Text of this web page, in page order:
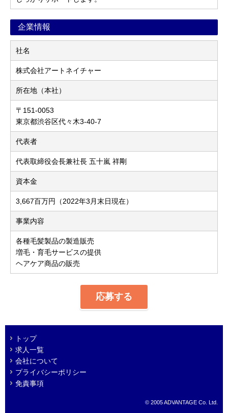
企業情報
社名
株式会社アートネイチャー
所在地（本社）
〒151-0053
東京都渋谷区代々木3-40-7
代表者
代表取締役会長兼社長 五十嵐 祥剛
資本金
3,667百万円（2022年3月末日現在）
事業内容
各種毛髪製品の製造販売
増毛・育毛サービスの提供
ヘアケア商品の販売
応募する
トップ
求人一覧
会社について
プライバシーポリシー
免責事項
© 2005 ADVANTAGE Co. Ltd.